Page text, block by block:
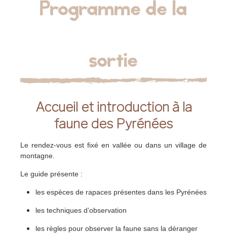
Programme de la
sortie
Accueil et introduction à la
faune des Pyrénées
Le rendez-vous est fixé en vallée ou dans un village de
montagne.
Le guide présente :
les espèces de rapaces présentes dans les Pyrénées
les techniques d’observation
les règles pour observer la faune sans la déranger